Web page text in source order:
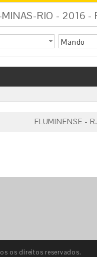
RIO - 2016 -
Mando
FLUMINENSE -
os direitos reservados.